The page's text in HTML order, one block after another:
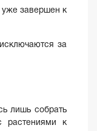
завершен к
за
лишь собрать
растениями к